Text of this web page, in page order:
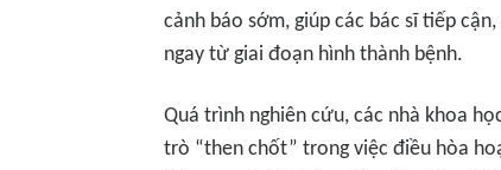
cảnh báo sớm, giúp các bác sĩ tiếp
ngay từ giai đoạn hình thành bệnh.
Quá trình nghiên cứu, các nhà khoa
trò “then chốt” trong việc điều hòa